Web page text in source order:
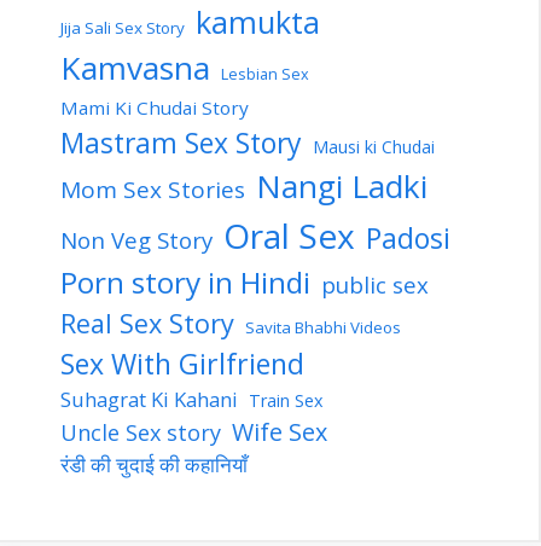
Jija Sali Sex Story kamukta
Kamvasna Lesbian Sex
Mami Ki Chudai Story
Mastram Sex Story Mausi ki Chudai
Mom Sex Stories Nangi Ladki
Non Veg Story Oral Sex Padosi
Porn story in Hindi public sex
Real Sex Story Savita Bhabhi Videos
Sex With Girlfriend
Suhagrat Ki Kahani Train Sex
Uncle Sex story Wife Sex
रंडी की चुदाई की कहानियाँ